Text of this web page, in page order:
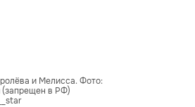
и Мелисса. Фото:
(запрещен в РФ)